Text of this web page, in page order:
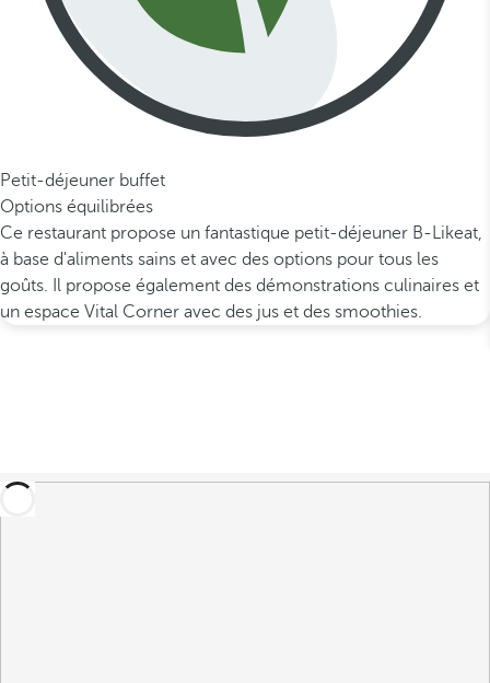
Petit-déjeuner buffet
Options équilibrées
Ce restaurant propose un fantastique petit-déjeuner B-Likeat,
à base d'aliments sains et avec des options pour tous les
goûts. Il propose également des démonstrations culinaires et
un espace Vital Corner avec des jus et des smoothies.